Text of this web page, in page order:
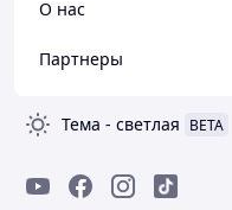
О нас
Партнеры
Тема - светлая BETA